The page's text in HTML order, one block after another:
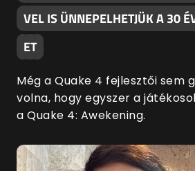
VEL IS ÜNNEPELHETJÜK A 30
ET
Még a Quake 4 fejlesztői sem
volna, hogy egyszer a
a Quake 4: Awekening.